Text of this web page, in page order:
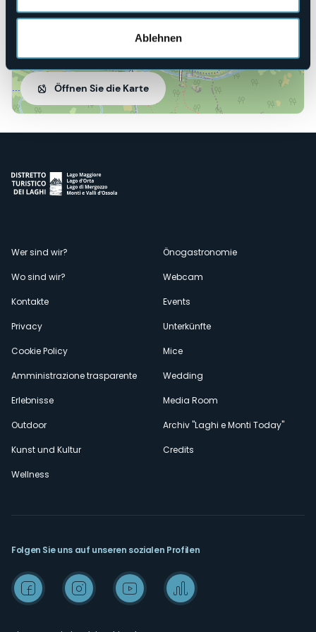
Ablehnen
Öffnen Sie die Karte
Menù
secondario
Wer sind wir?
Wo sind wir?
Kontakte
Privacy
Cookie Policy
Amministrazione trasparente
Erlebnisse
Outdoor
Kunst und Kultur
Wellness
Önogastronomie
Webcam
Events
Unterkünfte
Mice
Wedding
Media Room
Archiv "Laghi e Monti Today"
Credits
Folgen Sie uns auf unseren sozialen Profilen